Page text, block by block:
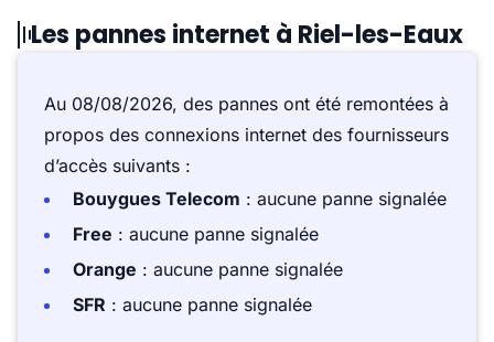
Les pannes internet à Riel-les-Eaux
Au 08/08/2026, des pannes ont été remontées à
propos des connexions internet des fournisseurs
d’accès suivants :
Bouygues Telecom : aucune panne signalée
Free : aucune panne signalée
Orange : aucune panne signalée
SFR : aucune panne signalée